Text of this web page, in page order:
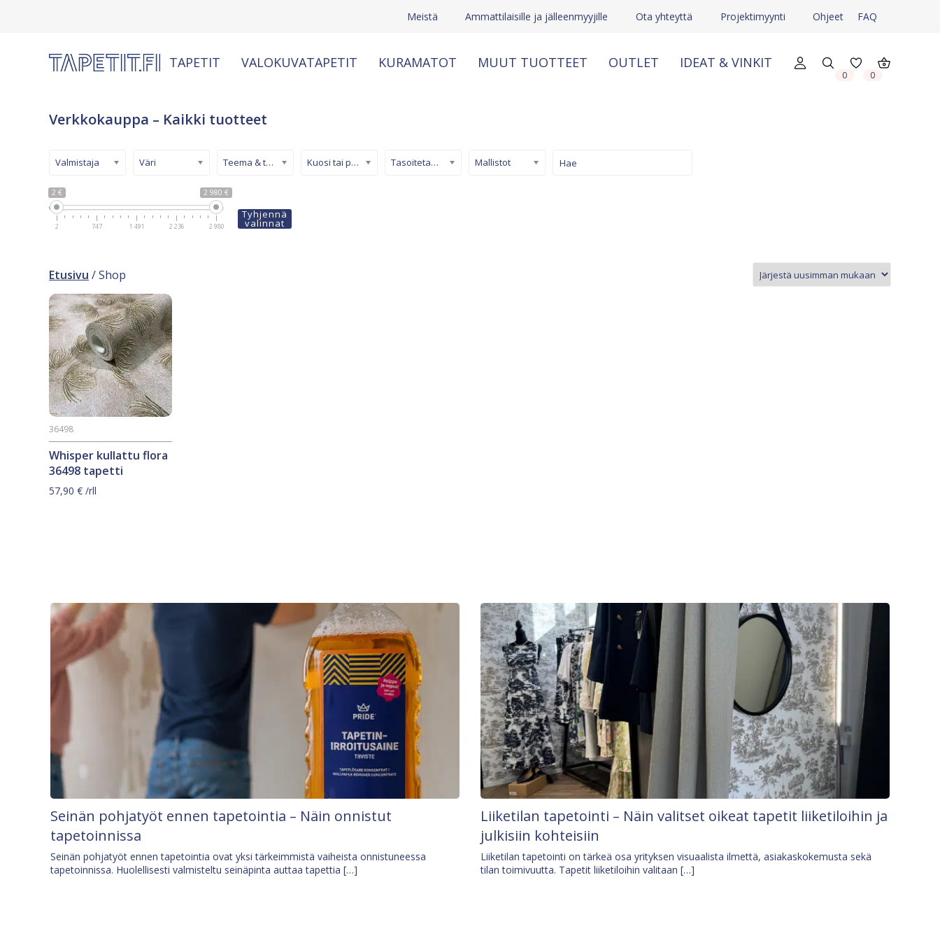
Meistä Ammattilaisille ja jälleenmyyjille Ota yhteyttä Projektimyynti Ohjeet FAQ
TAPETIT VALOKUVATAPETIT KURAMATOT MUUT TUOTTEET OUTLET IDEAT & VINKIT
0 0
Verkkokauppa – Kaikki tuotteet
2 € 2 980 €
2 747 1 491 2 236 2 980
Valmistaja Väri Teema & tyyli Kuosi tai pinta Tasoitetapetti Mallistot
Tyhjennä
valinnat
Etusivu / Shop
Whisper kullattu flora
36498 tapetti
36498
57,90 € /rll
Seinän pohjatyöt ennen tapetointia – Näin onnistut
tapetoinnissa
Seinän pohjatyöt ennen tapetointia ovat yksi tärkeimmistä vaiheista onnistuneessa
tapetoinnissa. Huolellisesti valmisteltu seinäpinta auttaa tapettia […]
Liiketilan tapetointi – Näin valitset oikeat tapetit liiketiloihin ja
julkisiin kohteisiin
Liiketilan tapetointi on tärkeä osa yrityksen visuaalista ilmettä, asiakaskokemusta sekä
tilan toimivuutta. Tapetit liiketiloihin valitaan […]